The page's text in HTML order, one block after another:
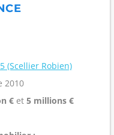
(Scellier Robien)
2010
€et 5 millions €